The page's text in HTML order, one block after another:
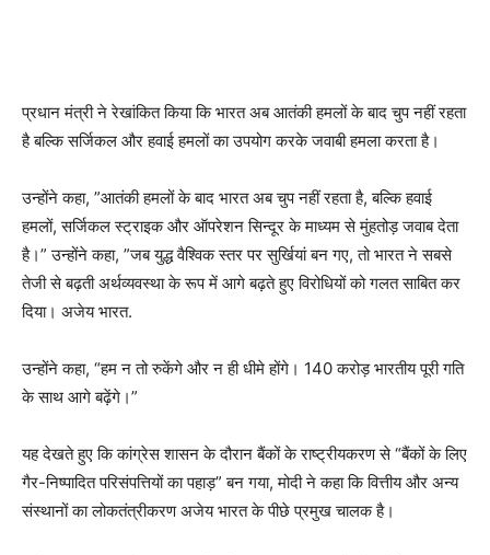
प्रधान मंत्री ने रेखांकित किया कि भारत अब आतंकी हमलों के बाद चुप नहीं रहता
है बल्कि सर्जिकल और हवाई हमलों का उपयोग करके जवाबी हमला करता है।
उन्होंने कहा, ”आतंकी हमलों के बाद भारत अब चुप नहीं रहता है, बल्कि हवाई
हमलों, सर्जिकल स्ट्राइक और ऑपरेशन सिन्दूर के माध्यम से मुंहतोड़ जवाब देता
है।” उन्होंने कहा, ”जब युद्ध वैश्विक स्तर पर सुर्खियां बन गए, तो भारत ने सबसे
तेजी से बढ़ती अर्थव्यवस्था के रूप में आगे बढ़ते हुए विरोधियों को गलत साबित कर
दिया। अजेय भारत.
उन्होंने कहा, “हम न तो रुकेंगे और न ही धीमे होंगे। 140 करोड़ भारतीय पूरी गति
के साथ आगे बढ़ेंगे।”
यह देखते हुए कि कांग्रेस शासन के दौरान बैंकों के राष्ट्रीयकरण से “बैंकों के लिए
गैर-निष्पादित परिसंपत्तियों का पहाड़” बन गया, मोदी ने कहा कि वित्तीय और अन्य
संस्थानों का लोकतंत्रीकरण अजेय भारत के पीछे प्रमुख चालक है।